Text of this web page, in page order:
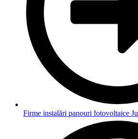
Firme instalări panouri fotovoltaice